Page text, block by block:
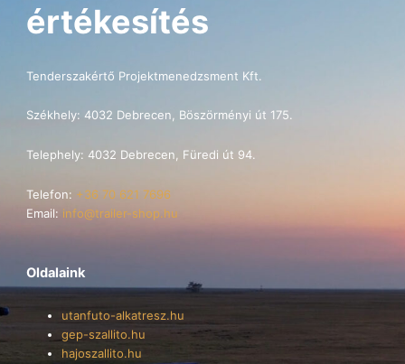
értékesítés
Tenderszakértő Projektmenedzsment Kft.
Székhely: 4032 Debrecen, Böszörményi út 175.
Telephely: 4032 Debrecen, Füredi út 94.
Telefon: +36 70 621 7696
Email: info@trailer-shop.hu
Oldalaink
utanfuto-alkatresz.hu
gep-szallito.hu
hajoszallito.hu